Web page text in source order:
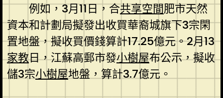
例如，3月11日，合共享空間肥市天然
資本和計劃局擬發出收買華裔城旗下3宗閑
置地盤，擬收買價錢算計17.25億元。2月13
家教日，江蘇高郵市發小樹屋布公示，擬收
儲3宗小樹屋地盤，算計3.7億元。